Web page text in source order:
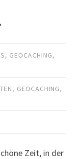
, GEOCACHING,
, GEOCACHING,
Zeit, in der